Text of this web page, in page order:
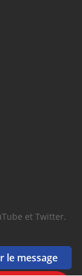
le message
et Twitter.